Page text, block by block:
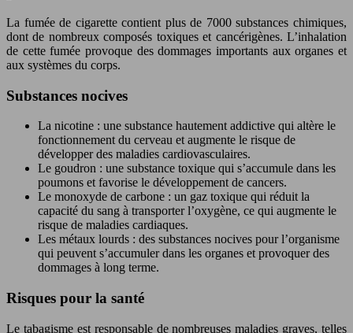
La fumée de cigarette contient plus de 7000 substances chimiques,
dont de nombreux composés toxiques et cancérigènes. L’inhalation
de cette fumée provoque des dommages importants aux organes et
aux systèmes du corps.
Substances nocives
La nicotine : une substance hautement addictive qui altère le
fonctionnement du cerveau et augmente le risque de
développer des maladies cardiovasculaires.
Le goudron : une substance toxique qui s’accumule dans les
poumons et favorise le développement de cancers.
Le monoxyde de carbone : un gaz toxique qui réduit la
capacité du sang à transporter l’oxygène, ce qui augmente le
risque de maladies cardiaques.
Les métaux lourds : des substances nocives pour l’organisme
qui peuvent s’accumuler dans les organes et provoquer des
dommages à long terme.
Risques pour la santé
Le tabagisme est responsable de nombreuses maladies graves, telles